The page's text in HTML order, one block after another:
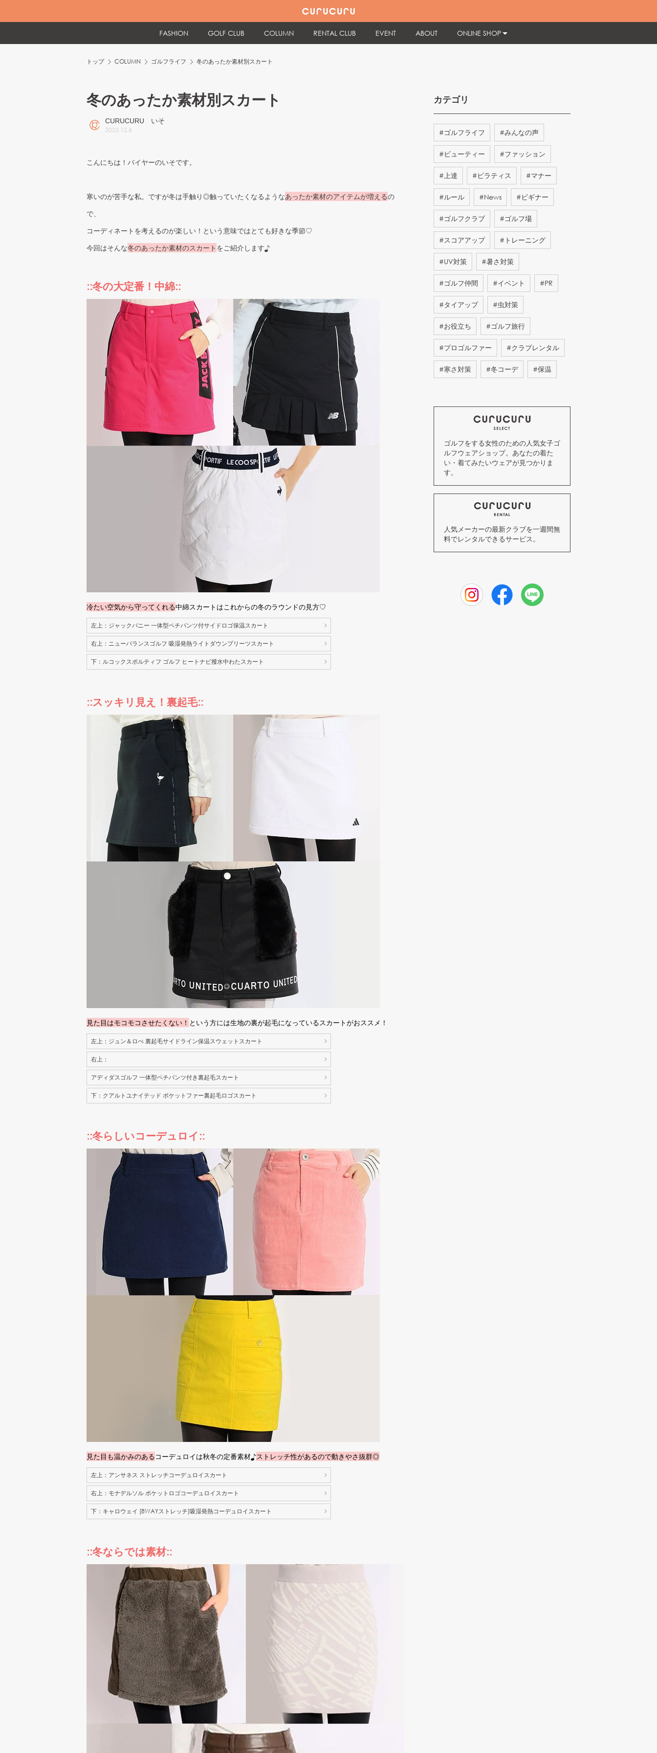
FASHION GOLF CLUB COLUMN RENTAL CLUB EVENT ABOUT ONLINE SHOP
トップ COLUMN ゴルフライフ 冬のあったか素材別スカート
冬のあったか素材別スカート
CURUCURU いそ
2023.12.6
こんにちは！バイヤーのいそです。
寒いのが苦手な私。ですが冬は手触り◎触っていたくなるようなあったか素材のアイテムが増えるの
で、
コーディネートを考えるのが楽しい！という意味ではとても好きな季節♡
今回はそんな冬のあったか素材のスカート をご紹介します♪
::冬の大定番！中綿::
冷たい空気から守ってくれる中綿スカートはこれからの冬のラウンドの見方♡
左上：ジャックバニー 一体型ペチパンツ付サイドロゴ保温スカート
右上：ニューバランスゴルフ 吸湿発熱ライトダウンプリーツスカート
下：ルコックスポルティフ ゴルフ ヒートナビ撥水中わたスカート
::スッキリ見え！裏起毛::
見た目はモコモコさせたくない！ という方には生地の裏が起毛になっているスカートがおススメ！
左上：ジュン＆ロぺ 裏起毛サイドライン保温スウェットスカート
右上：
アディダスゴルフ 一体型ペチパンツ付き裏起毛スカート
下：クアルトユナイテッド ポケットファー裏起毛ロゴスカート
::冬らしいコーデュロイ::
見た目も温かみのあるコーデュロイは秋冬の定番素材♪ストレッチ性があるので動きやさ抜群◎
左上：アンサネス ストレッチコーデュロイスカート
右上：モナデルソル ポケットロゴコーデュロイスカート
下：キャロウェイ [8WAYストレッチ]吸湿発熱コーデュロイスカート
::冬ならでは素材::
カテゴリ
#ゴルフライフ #みんなの声
#ビューティー #ファッション
#上達 #ピラティス #マナー
#ルール #News #ビギナー
#ゴルフクラブ #ゴルフ場
#スコアアップ # トレーニング
#UV対策 #暑さ対策
#ゴルフ仲間 #イベント #PR
#タイアップ #虫対策
#お役立ち #ゴルフ旅行
#プロゴルファー #クラブレンタル
#寒さ対策 #冬コーデ #保温
ゴルフをする女性のための人気女子ゴ
ルフウェアショップ。あなたの着た
い・着てみたいウェアが見つかりま
す。
人気メーカーの最新クラブを一週間無
料でレンタルできるサービス。